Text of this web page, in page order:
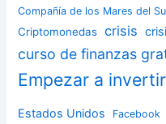
Compañía de los Mares del
Criptomonedas crisis
curso de finanzas
Empezar a invertir
Estados Unidos Facebook